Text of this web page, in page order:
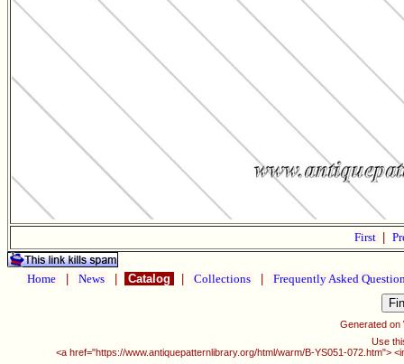
First
Home News Catalog Collections Frequently Asked
Generated on
Use
<a href="https://www.antiquepatternlibrary.org/html/warm/B-YS051-072.htm">